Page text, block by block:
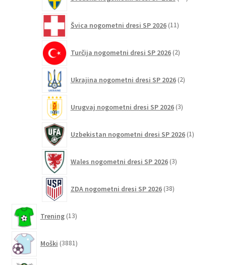
izdelkov
Švica nogometni dresi SP 2026 11izdelkov
Turčija nogometni dresi SP 2026 2izdelka
Ukrajina nogometni dresi SP 2026 2izdelka
Urugvaj nogometni dresi SP 2026 3izdelki
Uzbekistan nogometni dresi SP 2026 1izdelek
Wales nogometni dresi SP 2026 3izdelki
ZDA nogometni dresi SP 2026 38izdelkov
Trening 13izdelkov
Moški 3881izdelkov